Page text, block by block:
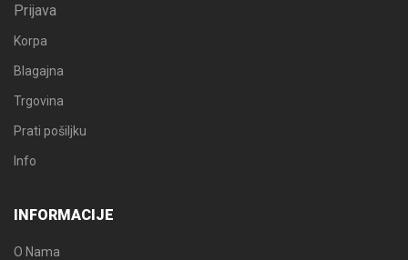
Prijava
Korpa
Blagajna
Trgovina
Prati pošiljku
Info
INFORMACIJE
O Nama